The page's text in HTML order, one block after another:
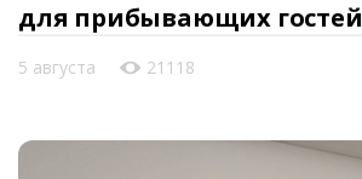
для прибывающих гостей
5 августа 21118